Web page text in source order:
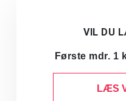
VIL DU
Første mdr. 1
LÆS